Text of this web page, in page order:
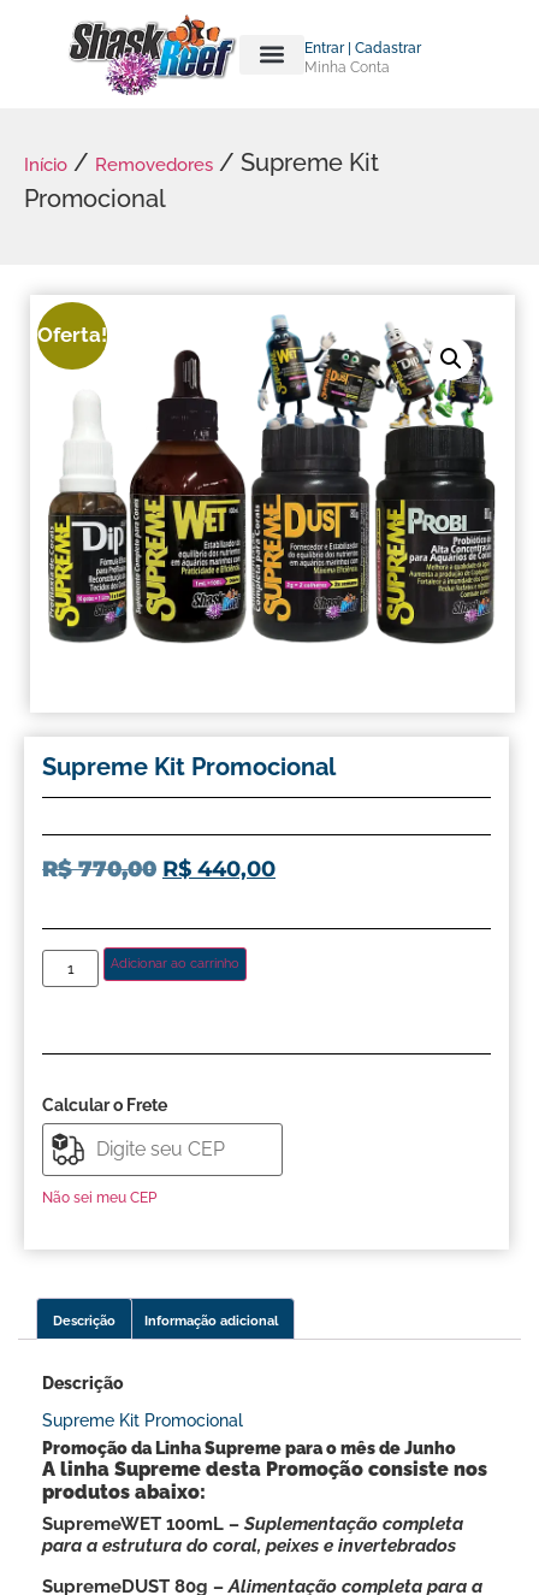
Entrar | Cadastrar
Minha Conta
Início / Removedores / Supreme Kit
Promocional
Oferta!
Supreme Kit Promocional
R$770,00 R$ 440,00
Adicionar ao carrinho
Calcular o Frete
Não sei meu CEP
Descrição Informação adicional
Descrição
Supreme Kit Promocional
Promoção da Linha Supreme para o mês de Junho
A linha Supreme desta Promoção consiste nos
produtos abaixo:
SupremeWET 100mL – Suplementação completa
para a estrutura do coral, peixes e invertebrados
SupremeDUST 80g –Alimentação completa para a